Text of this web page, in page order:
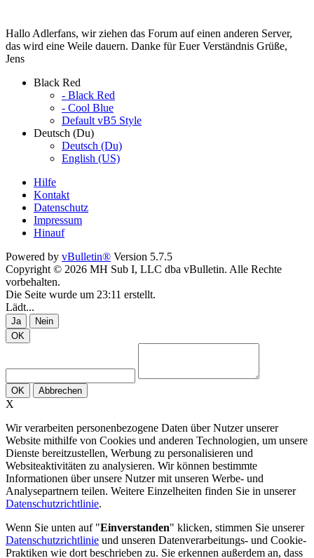
Hallo Adlerfans, wir ziehen das Forum auf einen anderen Server,
das wird eine Weile dauern. Danke für Euer Verständnis Grüße,
Jens
Black Red
- Black Red
- Cool Blue
Default vB5 Style
Deutsch (Du)
Deutsch (Du)
English (US)
Hilfe
Kontakt
Datenschutz
Impressum
Hinauf
Powered by vBulletin® Version 5.7.5
Copyright © 2026 MH Sub I, LLC dba vBulletin. Alle Rechte
vorbehalten.
Die Seite wurde um 23:11 erstellt.
Lädt...
Ja
Nein
OK
OK Abbrechen
X
Wir verarbeiten personenbezogene Daten über Nutzer unserer
Website mithilfe von Cookies und anderen Technologien, um unsere
Dienste bereitzustellen, Werbung zu personalisieren und
Websiteaktivitäten zu analysieren. Wir können bestimmte
Informationen über unsere Nutzer mit unseren Werbe- und
Analysepartnern teilen. Weitere Einzelheiten finden Sie in unserer
Datenschutzrichtlinie.
Wenn Sie unten auf "Einverstanden" klicken, stimmen Sie unserer
Datenschutzrichtlinie und unseren Datenverarbeitungs- und Cookie-
Praktiken wie dort beschrieben zu. Sie erkennen außerdem an, dass